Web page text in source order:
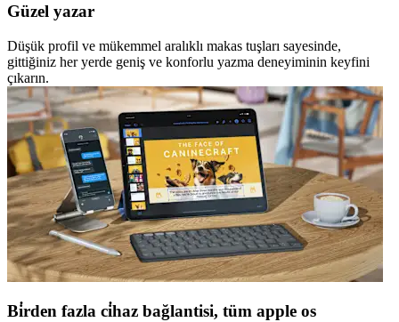
Güzel yazar
Düşük profil ve mükemmel aralıklı makas tuşları sayesinde,
gittiğiniz her yerde geniş ve konforlu yazma deneyiminin keyfini
çıkarın.
Bi̇rden fazla ci̇haz bağlantisi, tüm apple os